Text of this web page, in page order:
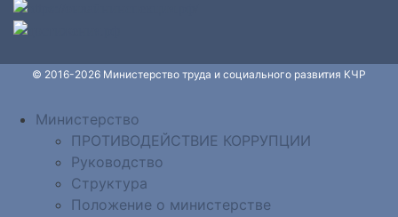
© 2016-2026 Министерство труда и социального развития КЧР
Министерство
ПРОТИВОДЕЙСТВИЕ КОРРУПЦИИ
Руководство
Структура
Положение о министерстве